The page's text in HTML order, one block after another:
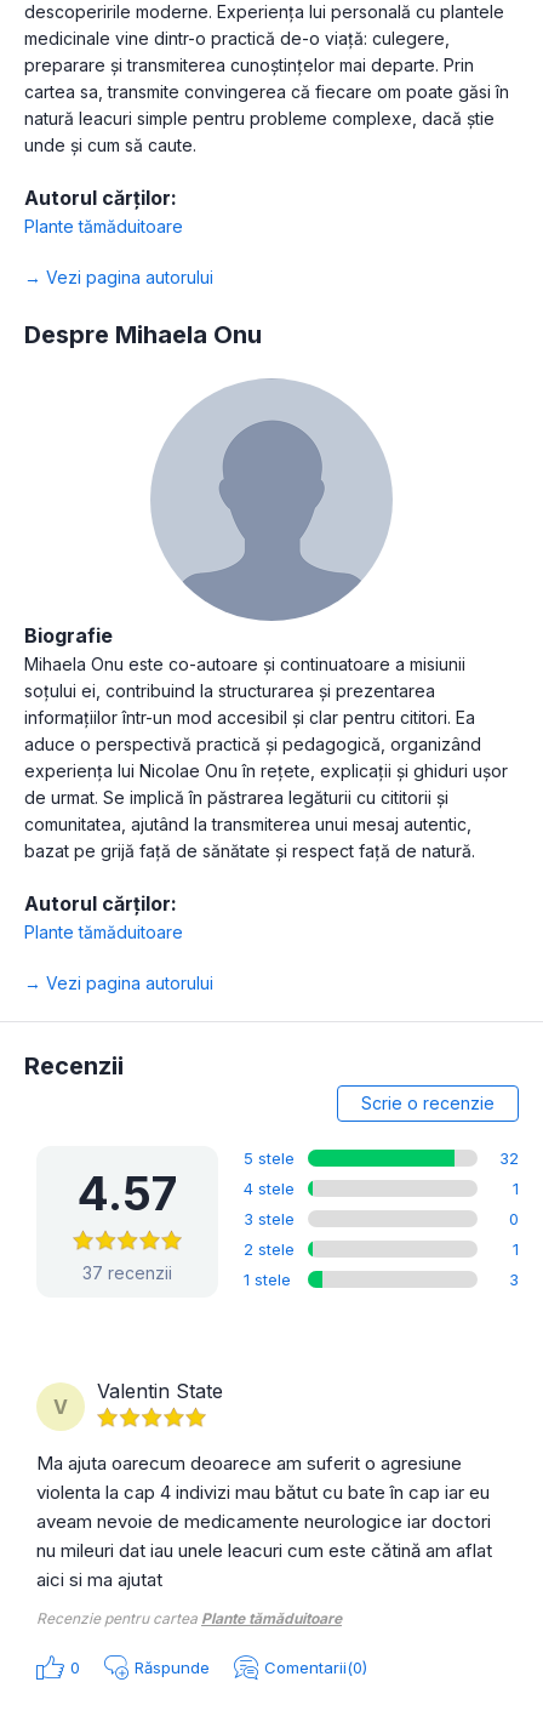
descoperirile moderne. Experiența lui personală cu plantele
medicinale vine dintr-o practică de-o viață: culegere,
preparare și transmiterea cunoștințelor mai departe. Prin
cartea sa, transmite convingerea că fiecare om poate găsi în
natură leacuri simple pentru probleme complexe, dacă știe
unde și cum să caute.
Autorul cărților:
Plante tămăduitoare
→ Vezi pagina autorului
Despre Mihaela Onu
Biografie
Mihaela Onu este co-autoare și continuatoare a misiunii
soțului ei, contribuind la structurarea și prezentarea
informațiilor într-un mod accesibil și clar pentru cititori. Ea
aduce o perspectivă practică și pedagogică, organizând
experiența lui Nicolae Onu în rețete, explicații și ghiduri ușor
de urmat. Se implică în păstrarea legăturii cu cititorii și
comunitatea, ajutând la transmiterea unui mesaj autentic,
bazat pe grijă față de sănătate și respect față de natură.
Autorul cărților:
Plante tămăduitoare
→ Vezi pagina autorului
Recenzii
Scrie o recenzie
4.57
37 recenzii
5 stele
32
4 stele
1
3 stele
0
2 stele
1
1 stele
3
V
Valentin State
Ma ajuta oarecum deoarece am suferit o agresiune
violenta la cap 4 indivizi mau bătut cu bate în cap iar eu
aveam nevoie de medicamente neurologice iar doctori
nu mileuri dat iau unele leacuri cum este cătină am aflat
aici si ma ajutat
Recenzie pentru cartea Plante tămăduitoare
0 Răspunde Comentarii(0)